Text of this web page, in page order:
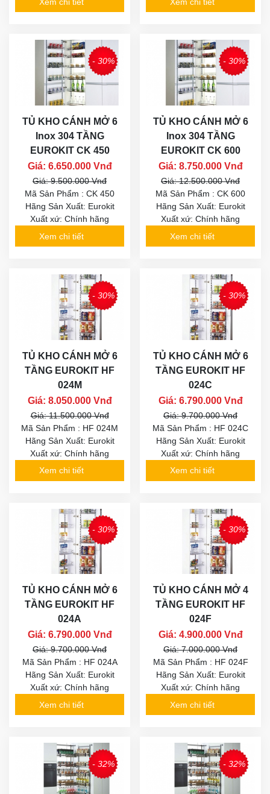
- 30%
TỦ KHO CÁNH MỞ 6
Inox 304 TẦNG
EUROKIT CK 450
Giá: 6.650.000 Vnđ
Giá: 9.500.000 Vnđ
Mã Sản Phẩm : CK 450
Hãng Sản Xuất: Eurokit
Xuất xứ: Chính hãng
Xem chi tiết
- 30%
TỦ KHO CÁNH MỞ 6
Inox 304 TẦNG
EUROKIT CK 600
Giá: 8.750.000 Vnđ
Giá: 12.500.000 Vnđ
Mã Sản Phẩm : CK 600
Hãng Sản Xuất: Eurokit
Xuất xứ: Chính hãng
Xem chi tiết
- 30%
TỦ KHO CÁNH MỞ 6
TẦNG EUROKIT HF
024M
Giá: 8.050.000 Vnđ
Giá: 11.500.000 Vnđ
Mã Sản Phẩm : HF 024M
Hãng Sản Xuất: Eurokit
Xuất xứ: Chính hãng
Xem chi tiết
- 30%
TỦ KHO CÁNH MỞ 6
TẦNG EUROKIT HF
024C
Giá: 6.790.000 Vnđ
Giá: 9.700.000 Vnđ
Mã Sản Phẩm : HF 024C
Hãng Sản Xuất: Eurokit
Xuất xứ: Chính hãng
Xem chi tiết
- 30%
TỦ KHO CÁNH MỞ 6
TẦNG EUROKIT HF
024A
Giá: 6.790.000 Vnđ
Giá: 9.700.000 Vnđ
Mã Sản Phẩm : HF 024A
Hãng Sản Xuất: Eurokit
Xuất xứ: Chính hãng
Xem chi tiết
- 30%
TỦ KHO CÁNH MỞ 4
TẦNG EUROKIT HF
024F
Giá: 4.900.000 Vnđ
Giá: 7.000.000 Vnđ
Mã Sản Phẩm : HF 024F
Hãng Sản Xuất: Eurokit
Xuất xứ: Chính hãng
Xem chi tiết
- 32% - 32%